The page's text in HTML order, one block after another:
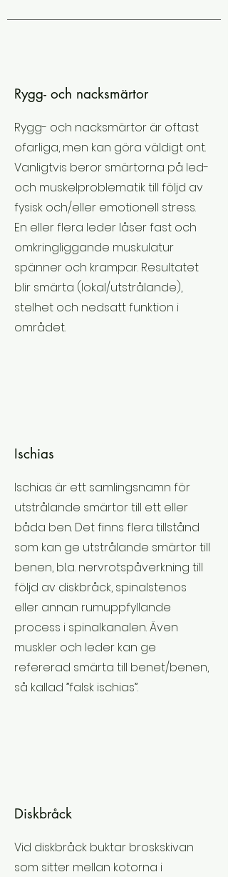
Rygg- och nacksmärtor
Rygg- och nacksmärtor är oftast
ofarliga, men kan göra väldigt ont.
Vanligtvis beror smärtorna på led-
och muskelproblematik till följd av
fysisk och/eller emotionell stress.
En eller flera leder låser fast och
omkringliggande muskulatur
spänner och krampar. Resultatet
blir smärta (lokal/utstrålande),
stelhet och nedsatt funktion i
området.
Ischias
Ischias är ett samlingsnamn för
utstrålande smärtor till ett eller
båda ben. Det finns flera tillstånd
som kan ge utstrålande smärtor till
benen, bl.a. nervrotspåverkning till
följd av diskbråck, spinalstenos
eller annan rumuppfyllande
process i spinalkanalen. Även
muskler och leder kan ge
refererad smärta till benet/benen,
så kallad ”falsk ischias”.
Diskbråck
Vid diskbråck buktar broskskivan
som sitter mellan kotorna i